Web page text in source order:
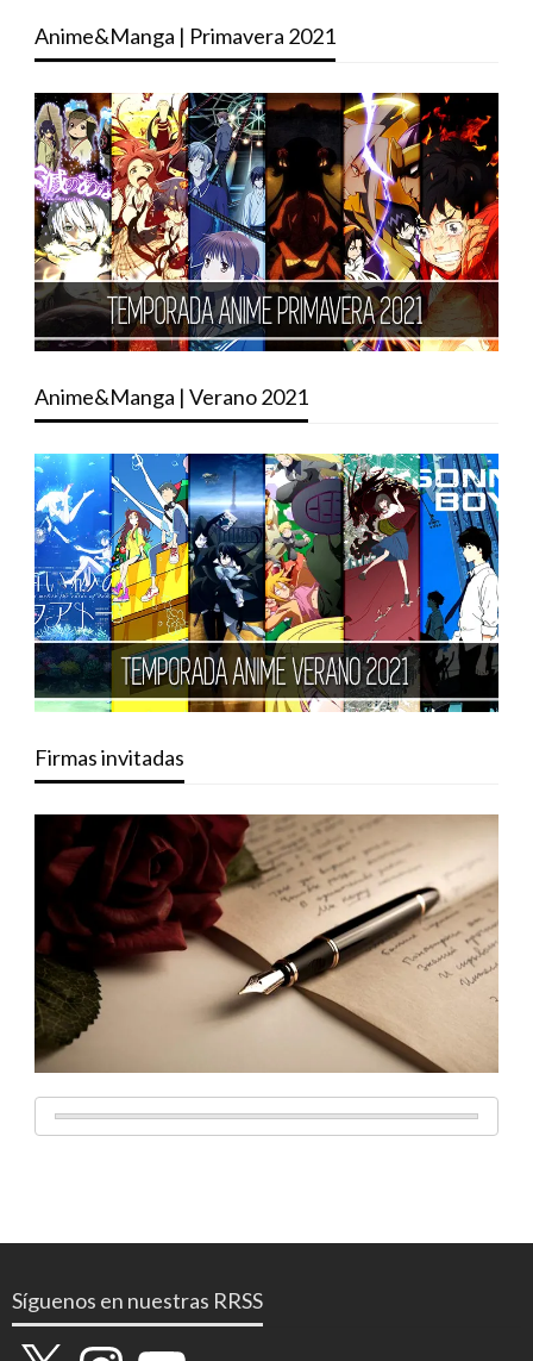
Anime&Manga | Primavera 2021
Anime&Manga | Verano 2021
Firmas invitadas
Síguenos en nuestras RRSS
X InstagramYouTube